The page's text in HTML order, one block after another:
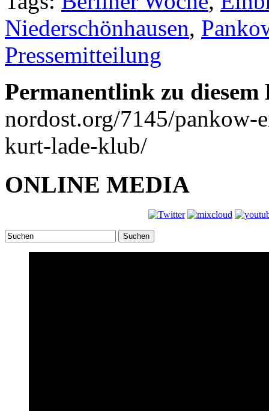
Niederschönhausen,
Pressemitteilung
Permanentlink zu
nordost.org/7145/pankow-
kurt-lade-klub/
ONLINE MEDIA
Suchen